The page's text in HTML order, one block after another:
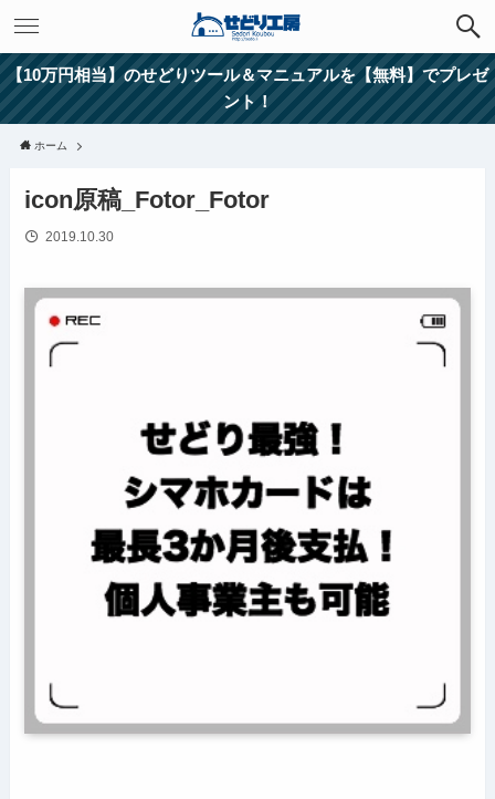
【10万円相当】のせどりツール＆マニュアルを【無料】でプレゼ
ント！
ホーム
icon原稿_Fotor_Fotor
2019.10.30